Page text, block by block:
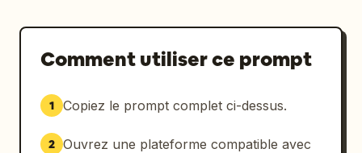
Comment utiliser ce prompt
1 Copiez le prompt complet ci-dessus.
2 Ouvrez une plateforme compatible avec